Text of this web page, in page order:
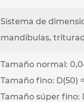
Sistema de
mandíbulas,
Tamaño normal:
Tamaño fino: D(50)
Tamaño súper fino: